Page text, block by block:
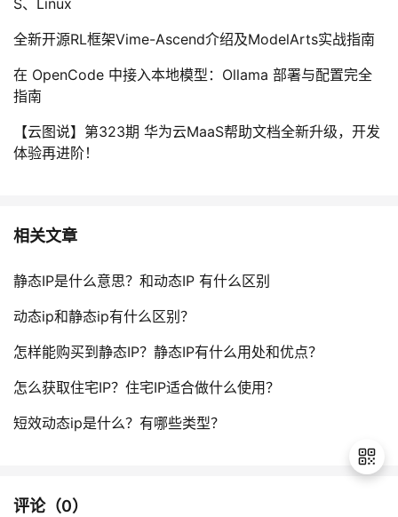
全新开源RL框架Vime-Ascend介绍及ModelArts实战指南
在 OpenCode 中接入本地模型：Ollama 部署与配置完全
指南
【云图说】第323期 华为云MaaS帮助文档全新升级，开发
体验再进阶！
相关文章
静态IP是什么意思？和动态IP 有什么区别
动态ip和静态ip有什么区别？
怎样能购买到静态IP？静态IP有什么用处和优点？
怎么获取住宅IP？住宅IP适合做什么使用？
短效动态ip是什么？有哪些类型？
评论（0）